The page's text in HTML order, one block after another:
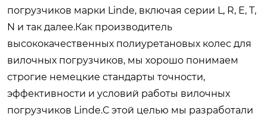
погрузчиков марки Linde, включая серии L, R, E, T,
N и так далее.Как производитель
высококачественных полиуретановых колес для
вилочных погрузчиков, мы хорошо понимаем
строгие немецкие стандарты точности,
эффективности и условий работы вилочных
погрузчиков Linde.С этой целью мы разработали